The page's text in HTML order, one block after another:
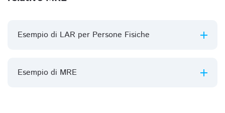
Esempio di LAR per Persone Fisiche
Esempio di MRE